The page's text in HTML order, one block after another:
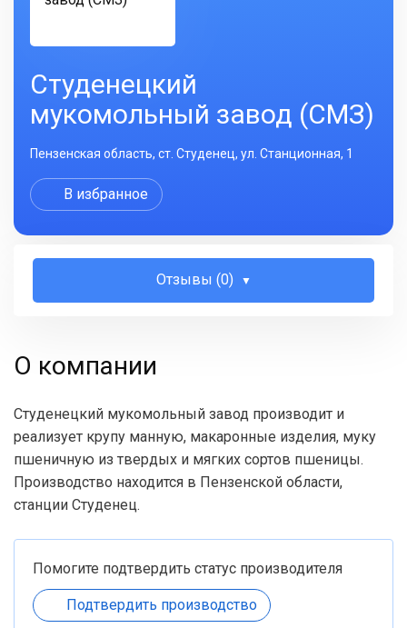
Студенецкий
мукомольный завод (СМЗ)
Пензенская область, ст. Студенец, ул. Станционная, 1
В избранное
Отзывы (0)
О компании
Студенецкий мукомольный завод производит и
реализует крупу манную, макаронные изделия, муку
пшеничную из твердых и мягких сортов пшеницы.
Производство находится в Пензенской области,
станции Студенец.
Помогите подтвердить статус производителя
Подтвердить производство